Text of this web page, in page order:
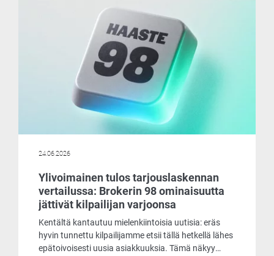
24.06.2026
Ylivoimainen tulos tarjouslaskennan
vertailussa: Brokerin 98 ominaisuutta
jättivät kilpailijan varjoonsa
Kentältä kantautuu mielenkiintoisia uutisia: eräs
hyvin tunnettu kilpailijamme etsii tällä hetkellä lähes
epätoivoisesti uusia asiakkuuksia. Tämä näkyy